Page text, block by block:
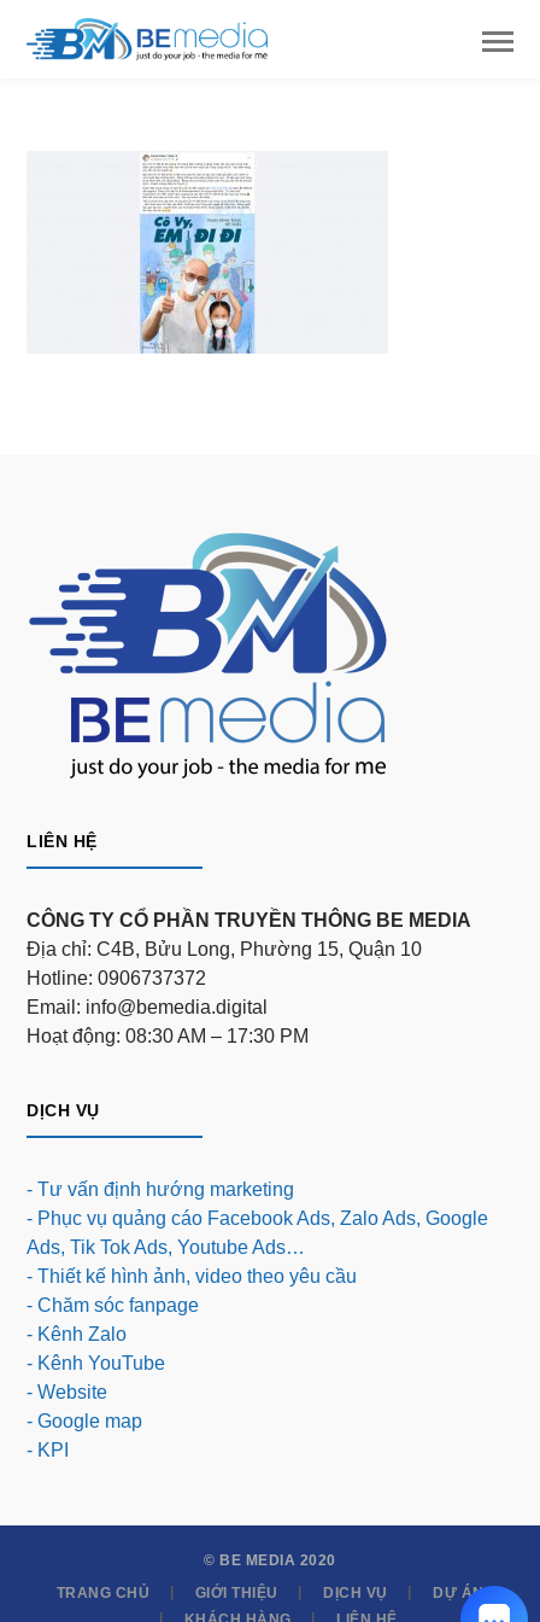
LIÊN HỆ
CÔNG TY CỔ PHẦN TRUYỀN THÔNG BE MEDIA
Địa chỉ: C4B, Bửu Long, Phường 15, Quận 10
Hotline: 0906737372
Email: info@bemedia.digital
Hoạt động: 08:30 AM – 17:30 PM
DỊCH VỤ
- Tư vấn định hướng marketing
- Phục vụ quảng cáo Facebook Ads, Zalo Ads, Google
Ads, Tik Tok Ads, Youtube Ads…
- Thiết kế hình ảnh, video theo yêu cầu
- Chăm sóc fanpage
- Kênh Zalo
- Kênh YouTube
- Website
- Google map
- KPI
© BE MEDIA 2020
TRANG CHỦ
GIỚI THIỆU DỊCH VỤ
DỰ ÁN